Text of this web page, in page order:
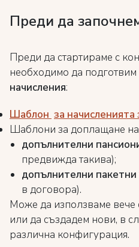
Преди да
Преди да стартираме с
необходимо да подготвим
начисления:
Шаблон за
Шаблони за доплащане
допълнителни
предвижда такива);
допълнителни пакетни
в договора).
Може да използваме
или да създадем нови, в
различна конфигурация.